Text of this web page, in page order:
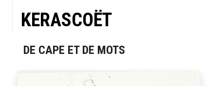
KERASCOËT
DE CAPE ET DE MOTS